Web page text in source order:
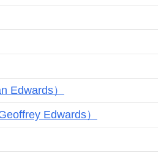
Edwards）
Edwards）